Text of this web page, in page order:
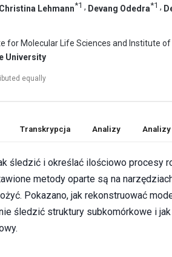
Christina Lehmann*1 , Devang Odedra*1 ,
for Molecular Life Sciences and Institute
University
equally
Transkrypcja Analizy
śledzić i określać ilościowo procesy
metody oparte są na
Pokazano, jak rekonstruować
śledzić struktury subkomórkowe i